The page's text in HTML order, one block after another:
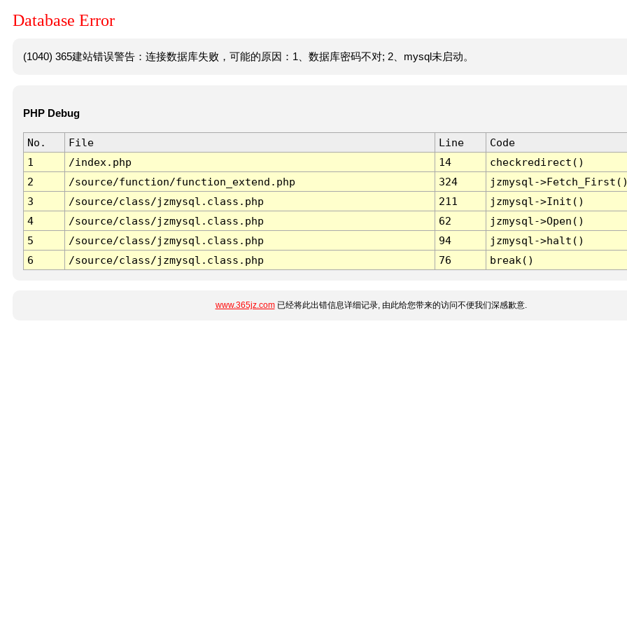
Database Error
(1040) 365建站错误警告：连接数据库失败，可能的原因：1、数据库密码不对; 2、mysql未启动。
PHP Debug
No. File Line
Code
1
/index.php 14
checkredirect()
2
/source/function/function_extend.php 324
jzmysql-
3
/source/class/jzmysql.class.php 211
jzmysql->Init()
4
/source/class/jzmysql.class.php 62
jzmysql->Open()
5
/source/class/jzmysql.class.php 94
jzmysql->halt()
6
/source/class/jzmysql.class.php 76 break()
www.365jz.com已经将此出错信息详细记录, 由此给您带来的访问不便我们深感歉意.